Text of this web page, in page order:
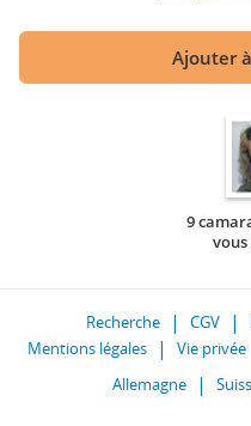
Ajouter
9
Recherche CGV
Mentions légales
Vie privée
Allemagne